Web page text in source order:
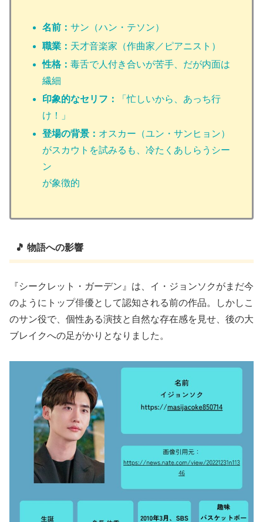
名前：サン（ハン・テソン）
職業： 天才音楽家（作曲家／ピアニスト）
性格：毒舌で人付き合いが苦手、だが内面は
繊細
印象的なセリフ：
「忙しいから、あっち行
け！」
登場の背景： オスカー（ユン・サンヒョン）
がスカウトを試みるも、冷たくあしらうシー
ン
が象徴的
🎵 物語への影響
『シークレット・ガーデン』は、イ・ジョンソクがまだ今
のようにトップ俳優として認知される前の作品。しかしこ
のサン役で、個性ある演技と自然な存在感を見せ、後の大
ブレイクへの足がかりとなりました。